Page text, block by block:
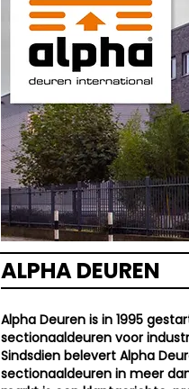
ALPHA DEUREN
Alpha Deuren is in 1995
sectionaaldeuren voor
Sindsdien belevert Alpha
sectionaaldeuren in meer